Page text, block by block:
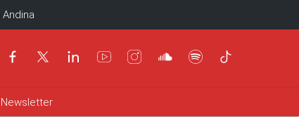
Andina
Newsletter